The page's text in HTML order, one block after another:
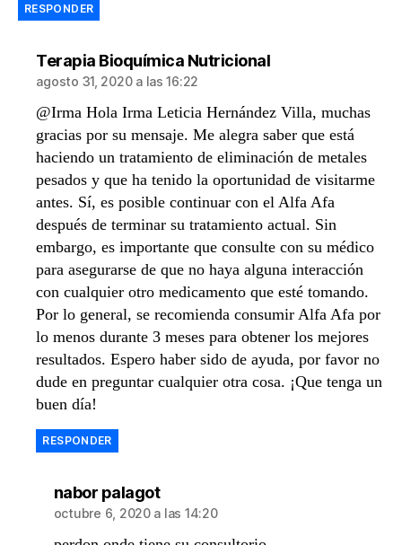
RESPONDER
Terapia Bioquímica Nutricionaldice:
agosto 31, 2020 a las 16:22
@Irma Hola Irma Leticia Hernández Villa, muchas
gracias por su mensaje. Me alegra saber que está
haciendo un tratamiento de eliminación de metales
pesados y que ha tenido la oportunidad de visitarme
antes. Sí, es posible continuar con el Alfa Afa
después de terminar su tratamiento actual. Sin
embargo, es importante que consulte con su médico
para asegurarse de que no haya alguna interacción
con cualquier otro medicamento que esté tomando.
Por lo general, se recomienda consumir Alfa Afa por
lo menos durante 3 meses para obtener los mejores
resultados. Espero haber sido de ayuda, por favor no
dude en preguntar cualquier otra cosa. ¡Que tenga un
buen día!
RESPONDER
nabor palagotdice:
octubre 6, 2020 a las 14:20